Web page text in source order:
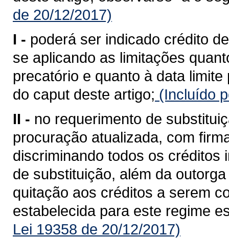
de 20/12/2017)
I - poderá ser indicado crédito
se aplicando as limitações
precatório e quanto à data
do caput deste artigo; (Incluído
II - no requerimento de
procuração atualizada, com
discriminando todos os créditos
de substituição, além da
quitação aos créditos a serem
estabelecida para este regime
Lei 19358 de 20/12/2017)